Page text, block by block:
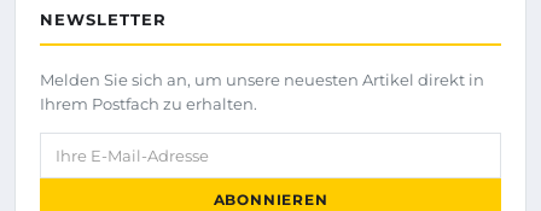
NEWSLETTER
Melden Sie sich an, um unsere neuesten Artikel direkt in
Ihrem Postfach zu erhalten.
Ihre E-Mail-Adresse
ABONNIEREN